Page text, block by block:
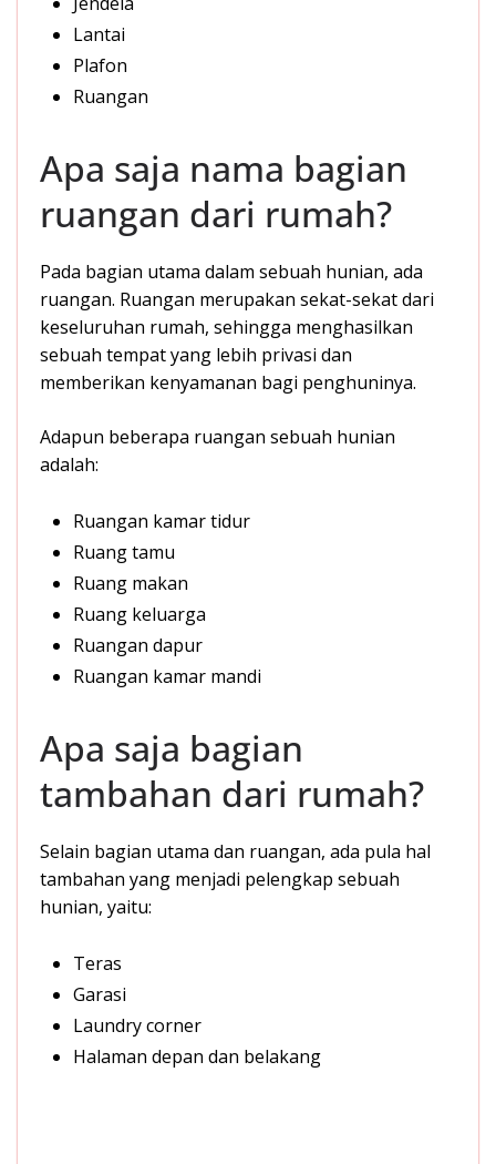
Lantai
Plafon
Ruangan
Apa saja nama bagian
ruangan dari rumah?
Pada bagian utama dalam sebuah hunian, ada
ruangan. Ruangan merupakan sekat-sekat dari
keseluruhan rumah, sehingga menghasilkan
sebuah tempat yang lebih privasi dan
memberikan kenyamanan bagi penghuninya.
Adapun beberapa ruangan sebuah hunian
adalah:
Ruangan kamar tidur
Ruang tamu
Ruang makan
Ruang keluarga
Ruangan dapur
Ruangan kamar mandi
Apa saja bagian
tambahan dari rumah?
Selain bagian utama dan ruangan, ada pula hal
tambahan yang menjadi pelengkap sebuah
hunian, yaitu:
Teras
Garasi
Laundry corner
Halaman depan dan belakang